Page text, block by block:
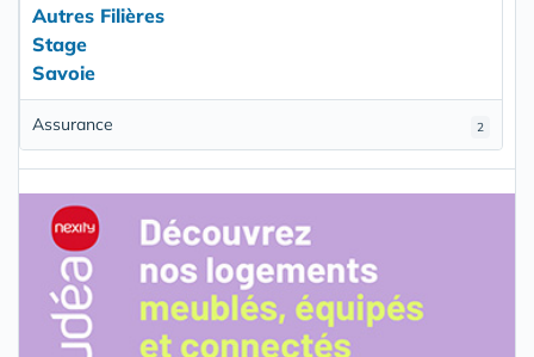
Autres Filières
Stage
Savoie
2
Assurance